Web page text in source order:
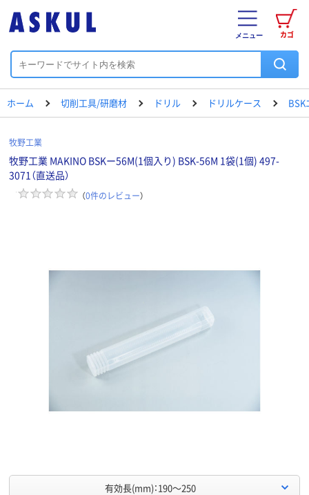
カゴ
メニュー
ホーム 切削工具/研磨材 ドリル ドリルケース BSK
牧野工業
牧野工業 MAKINO BSKー56M(1個入り) BSK-56M 1袋(1個) 497-
3071（直送品）
（0件のレビュー）
有効長(mm)：190～250